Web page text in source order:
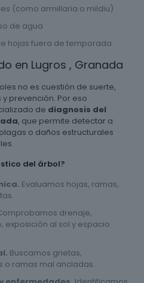
(como armillaria o mildiu)
de agua
hojas fuera de temporada
en Lugros , Granada
no es cuestión de suerte,
prevención. Por eso
de diagnosis del
, que permite detectar a
o daños estructurales
del árbol?
Evaluamos hojas, ramas,
drenaje,
exposición al sol y espacio
Buscamos grietas,
o ramas mal ancladas.